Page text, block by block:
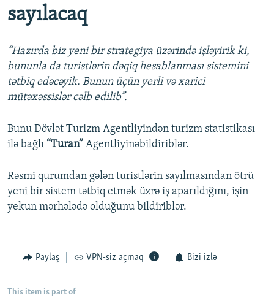
sayılacaq
“Hazırda biz yeni bir strategiya üzərində işləyirik ki,
bununla da turistlərin dəqiq hesablanması sistemini
tətbiq edəcəyik. Bunun üçün yerli və xarici
mütəxəssislər cəlb edilib”.
Bunu Dövlət Turizm Agentliyindən turizm statistikası
ilə bağlı “Turan” Agentliyinəbildiriblər.
Rəsmi qurumdan gələn turistlərin sayılmasından ötrü
yeni bir sistem tətbiq etmək üzrə iş aparıldığını, işin
yekun mərhələdə olduğunu bildiriblər.
Paylaş VPN-siz açmaq Bizi izlə
This item is part of